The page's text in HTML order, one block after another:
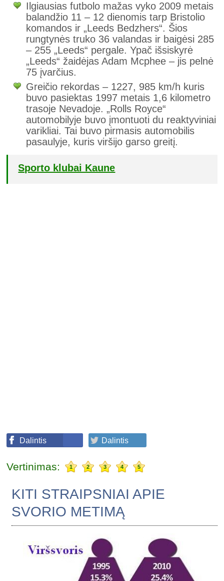
Ilgiausias futbolo mažas vyko 2009 metais
balandžio 11 – 12 dienomis tarp Bristolio
komandos ir „Leeds Bedzhers“. Šios
rungtynės truko 36 valandas ir baigėsi 285
– 255 „Leeds“ pergale. Ypač išsiskyrė
„Leeds“ žaidėjas Adam Mcphee – jis pelnė
75 įvarčius.
Greičio rekordas – 1227, 985 km/h kuris
buvo pasiektas 1997 metais 1,6 kilometro
trasoje Nevadoje. „Rolls Royce“
automobilyje buvo įmontuoti du reaktyviniai
varikliai. Tai buvo pirmasis automobilis
pasaulyje, kuris viršijo garso greitį.
Sporto klubai Kaune
Dalintis Dalintis
Vertinimas: 1 2 3 4 5
KITI STRAIPSNIAI APIE
SVORIO METIMĄ